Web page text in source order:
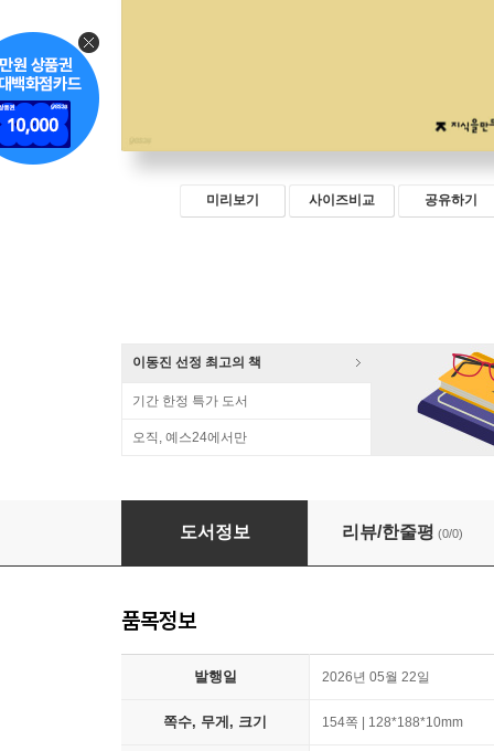
미리보기 사이즈비교 공유하기
이동진 선정 최고의 책
기간 한정 특가 도서
오직, 예스24에서만
원서발췌 삶의 형식들
도서정보 리뷰/한줄평 (0/0)
품목정보
발행일 2026년 05월 22일
쪽수, 무게, 크기 154쪽 | 128*188*10mm